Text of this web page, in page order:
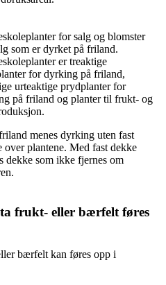
for salg og blomster
som er dyrket på friland.
er treaktige
for dyrking på friland,
urteaktige prydplanter for
på friland og planter til frukt- og
menes dyrking uten fast
over plantene. Med fast dekke
dekke som ikke fjernes om
frukt- eller bærfelt føres
bærfelt kan føres opp i